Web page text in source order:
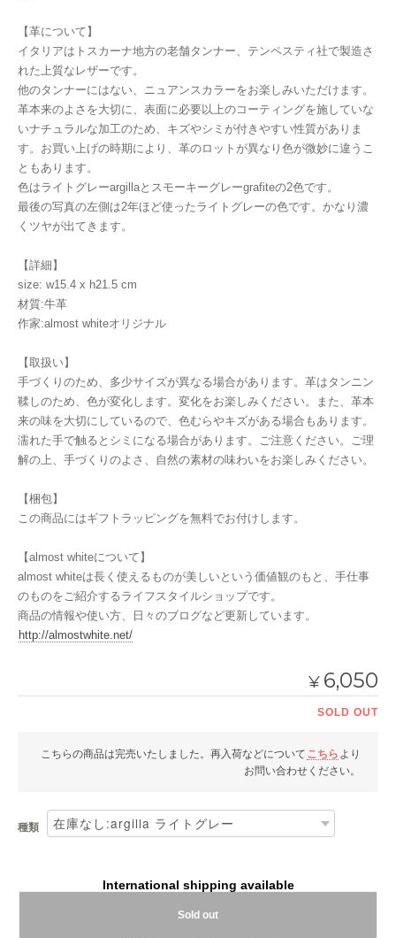
【革について】
イタリアはトスカーナ地方の老舗タンナー、テンペスティ社で製造さ
れた上質なレザーです。
他のタンナーにはない、ニュアンスカラーをお楽しみいただけます。
革本来のよさを大切に、表面に必要以上のコーティングを施していな
いナチュラルな加工のため、キズやシミが付きやすい性質がありま
す。お買い上げの時期により、革のロットが異なり色が微妙に違うこ
ともあります。
色はライトグレーargillaとスモーキーグレーgrafiteの2色です。
最後の写真の左側は2年ほど使ったライトグレーの色です。かなり濃
くツヤが出てきます。
【詳細】
size: w15.4 x h21.5 cm
材質:牛革
作家:almost whiteオリジナル
【取扱い】
手づくりのため、多少サイズが異なる場合があります。革はタンニン
鞣しのため、色が変化します。変化をお楽しみください。また、革本
来の味を大切にしているので、色むらやキズがある場合もあります。
濡れた手で触るとシミになる場合があります。ご注意ください。ご理
解の上、手づくりのよさ、自然の素材の味わいをお楽しみください。
【梱包】
この商品にはギフトラッピングを無料でお付けします。
【almost whiteについて】
almost whiteは長く使えるものが美しいという価値観のもと、手仕事
のものをご紹介するライフスタイルショップです。
商品の情報や使い方、日々のブログなど更新しています。
http://almostwhite.net/
¥ 6,050
SOLD OUT
こちらの商品は完売いたしました。再入荷などについて こちら より
お問い合わせください。
種類
International shipping available
Sold out